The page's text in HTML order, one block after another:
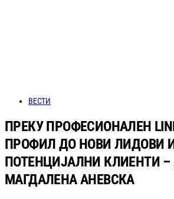
ВЕСТИ
ПРЕКУ ПРОФЕСИОНАЛЕН
ПРОФИЛ ДО НОВИ ЛИДОВИ
ПОТЕНЦИЈАЛНИ КЛИЕНТИ
МАГДАЛЕНА АНЕВСКА